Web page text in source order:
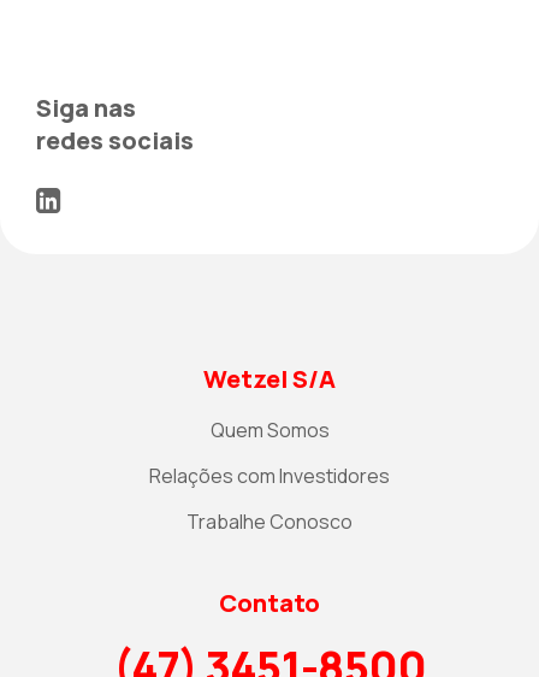
Siga nas
redes sociais
Wetzel S/A
Quem Somos
Relações com Investidores
Trabalhe Conosco
Contato